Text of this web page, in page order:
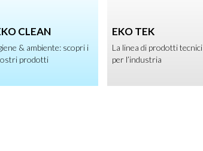
CLEAN
& ambiente: scopri i
prodotti
EKO TEK
La linea di prodotti tecnici
per l’industria